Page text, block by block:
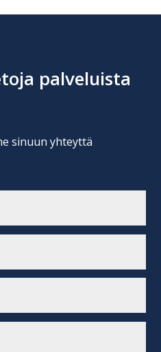
palveluista
sinuun yhteyttä